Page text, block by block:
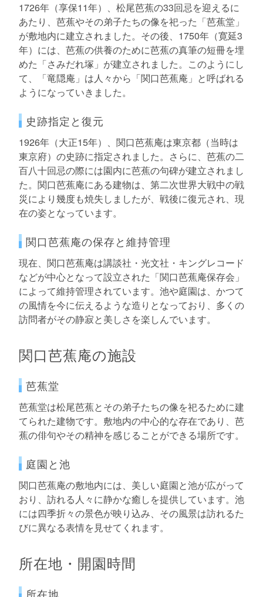
1726年（享保11年）、松尾芭蕉の33回忌を迎えるに
あたり、芭蕉やその弟子たちの像を祀った「芭蕉堂」
が敷地内に建立されました。その後、1750年（寛延3
年）には、芭蕉の供養のために芭蕉の真筆の短冊を埋
めた「さみだれ塚」が建立されました。このようにし
て、「竜隠庵」は人々から「関口芭蕉庵」と呼ばれる
ようになっていきました。
史跡指定と復元
1926年（大正15年）、関口芭蕉庵は東京都（当時は
東京府）の史跡に指定されました。さらに、芭蕉の二
百八十回忌の際には園内に芭蕉の句碑が建立されまし
た。関口芭蕉庵にある建物は、第二次世界大戦中の戦
災により幾度も焼失しましたが、戦後に復元され、現
在の姿となっています。
関口芭蕉庵の保存と維持管理
現在、関口芭蕉庵は講談社・光文社・キングレコード
などが中心となって設立された「関口芭蕉庵保存会」
によって維持管理されています。池や庭園は、かつて
の風情を今に伝えるような造りとなっており、多くの
訪問者がその静寂と美しさを楽しんでいます。
関口芭蕉庵の施設
芭蕉堂
芭蕉堂は松尾芭蕉とその弟子たちの像を祀るために建
てられた建物です。敷地内の中心的な存在であり、芭
蕉の俳句やその精神を感じることができる場所です。
庭園と池
関口芭蕉庵の敷地内には、美しい庭園と池が広がって
おり、訪れる人々に静かな癒しを提供しています。池
には四季折々の景色が映り込み、その風景は訪れるた
びに異なる表情を見せてくれます。
所在地・開園時間
所在地